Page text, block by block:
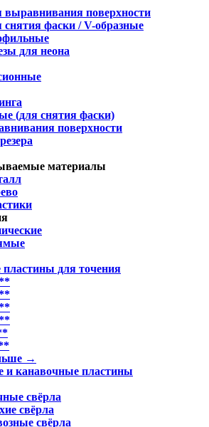
выравнивания поверхности
снятия фаски / V-образные
для неона
(для снятия фаски)
поверхности
материалы
для точения
→
и канавочные пластины
свёрла
свёрла
свёрла